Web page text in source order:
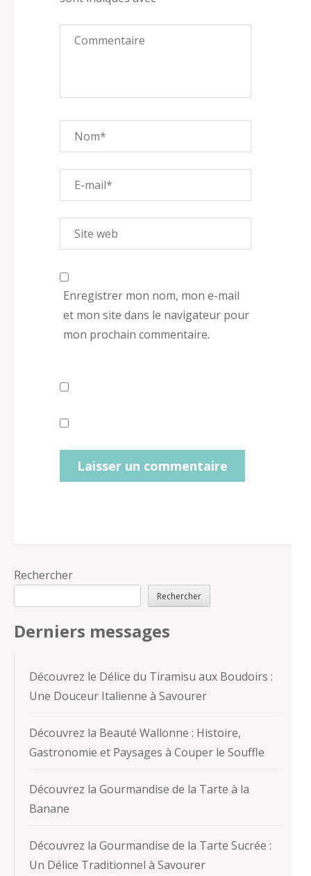
Enregistrer mon nom, mon e-mail
et mon site dans le navigateur pour
mon prochain commentaire.
Rechercher
Rechercher
Derniers messages
Découvrez le Délice du Tiramisu aux Boudoirs :
Une Douceur Italienne à Savourer
Découvrez la Beauté Wallonne : Histoire,
Gastronomie et Paysages à Couper le Souffle
Découvrez la Gourmandise de la Tarte à la
Banane
Découvrez la Gourmandise de la Tarte Sucrée :
Un Délice Traditionnel à Savourer